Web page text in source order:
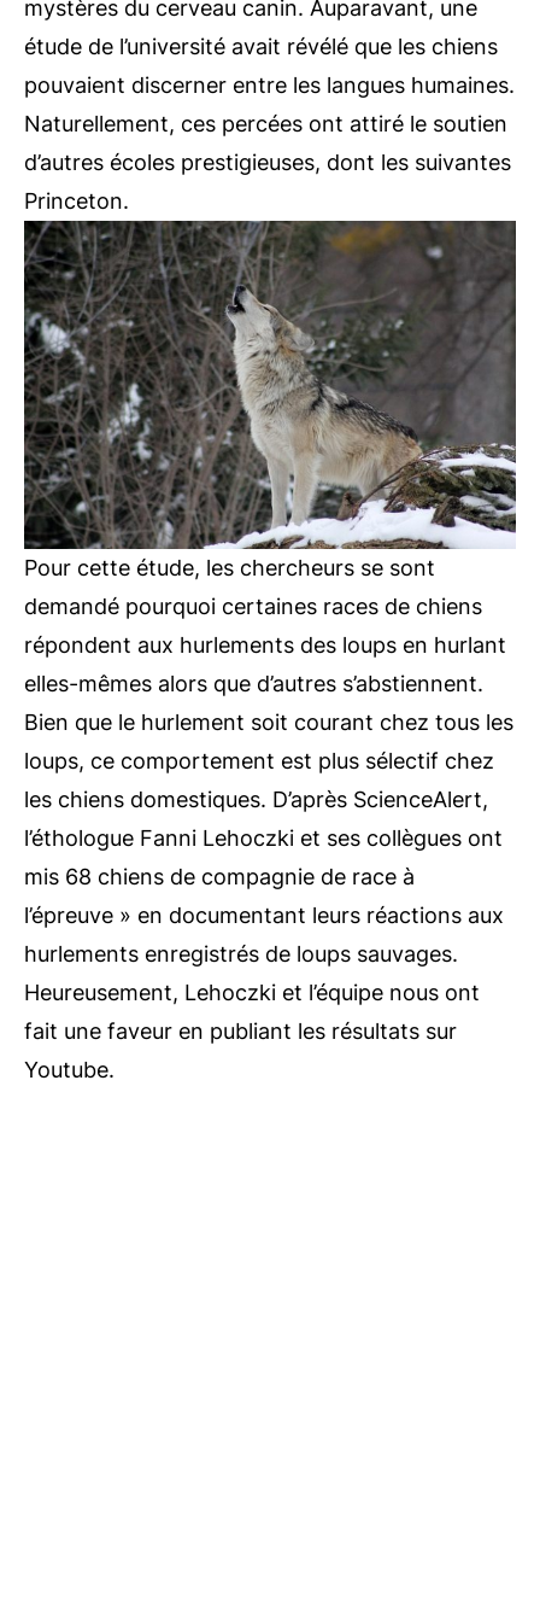
mystères du cerveau canin. Auparavant, une
étude de l’université avait révélé que les chiens
pouvaient discerner entre les langues humaines.
Naturellement, ces percées ont attiré le soutien
d’autres écoles prestigieuses, dont les suivantes
Princeton.
Pour cette étude, les chercheurs se sont
demandé pourquoi certaines races de chiens
répondent aux hurlements des loups en hurlant
elles-mêmes alors que d’autres s’abstiennent.
Bien que le hurlement soit courant chez tous les
loups, ce comportement est plus sélectif chez
les chiens domestiques. D’après ScienceAlert,
l’éthologue Fanni Lehoczki et ses collègues ont
mis 68 chiens de compagnie de race à
l’épreuve » en documentant leurs réactions aux
hurlements enregistrés de loups sauvages.
Heureusement, Lehoczki et l’équipe nous ont
fait une faveur en publiant les résultats sur
Youtube.